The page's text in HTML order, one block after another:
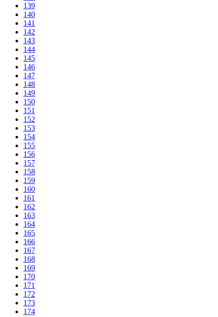
139
140
141
142
143
144
145
146
147
148
149
150
151
152
153
154
155
156
157
158
159
160
161
162
163
164
165
166
167
168
169
170
171
172
173
174